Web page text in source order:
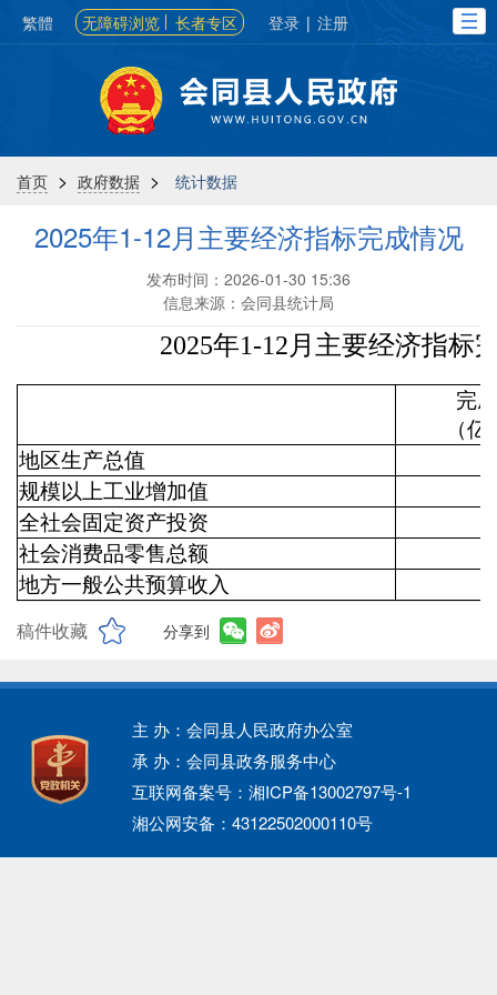
繁體 无障碍浏览 长者专区 登录 | 注册
首页 > 政府数据 > 统计数据
2025年1-12月主要经济指标完成情况
发布时间：2026-01-30 15:36
信息来源：会同县统计局
2025年1-12月主要经济指标
完
（
地区生产总值
规模以上工业增加值
全社会固定资产投资
社会消费品零售总额
地方一般公共预算收入
稿件收藏 分享到
主 办：会同县人民政府办公室
承 办：会同县政务服务中心
互联网备案号：湘ICP备13002797号-1
湘公网安备：43122502000110号